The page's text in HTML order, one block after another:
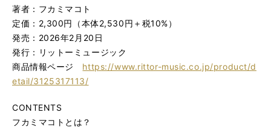
著者：フカミマコト
定価：2,300円（本体2,530円＋税10%）
発売：2026年2月20日
発行：リットーミュージック
商品情報ページ https://www.rittor-music.co.jp/product/d
etail/3125317113/
CONTENTS
フカミマコトとは？